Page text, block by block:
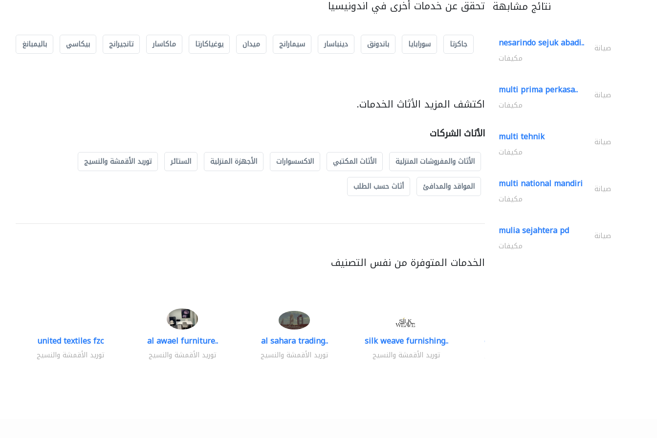
تحقق عن خدمات أخرى في اندونيسيا
جاكرتا سورابايا باندونق دينباسار سيمارانج ميدان يوغياكارتا ماكاسار تانجيرانج بيكاسي باليمبانغ
اكتشف المزيد الأثاث الخدمات.
الأثاث الشركات
الأثاث والمفروشات المنزلية الأثاث المكتبي الاكسسوارات الأجهزة المنزلية الستائر
توريد الأقمشة والنسيج
المواقد والمدافئ
أثاث حسب الطلب
الخدمات المتوفرة من نفس التصنيف
united textiles fzc
توريد الأقمشة والنسيج
al awael furniture..
توريد الأقمشة والنسيج
al sahara trading..
توريد الأقمشة والنسيج
silk weave furnishing..
توريد الأقمشة والنسيج
chrysels decore llc
نتائج مشابهة
nesarindo sejuk abadi.. صيانة
مكيفات
multi prima perkasa.. صيانة
مكيفات
multi tehnik صيانة
مكيفات
multi national mandiri صيانة
مكيفات
mulia sejahtera pd صيانة
مكيفات